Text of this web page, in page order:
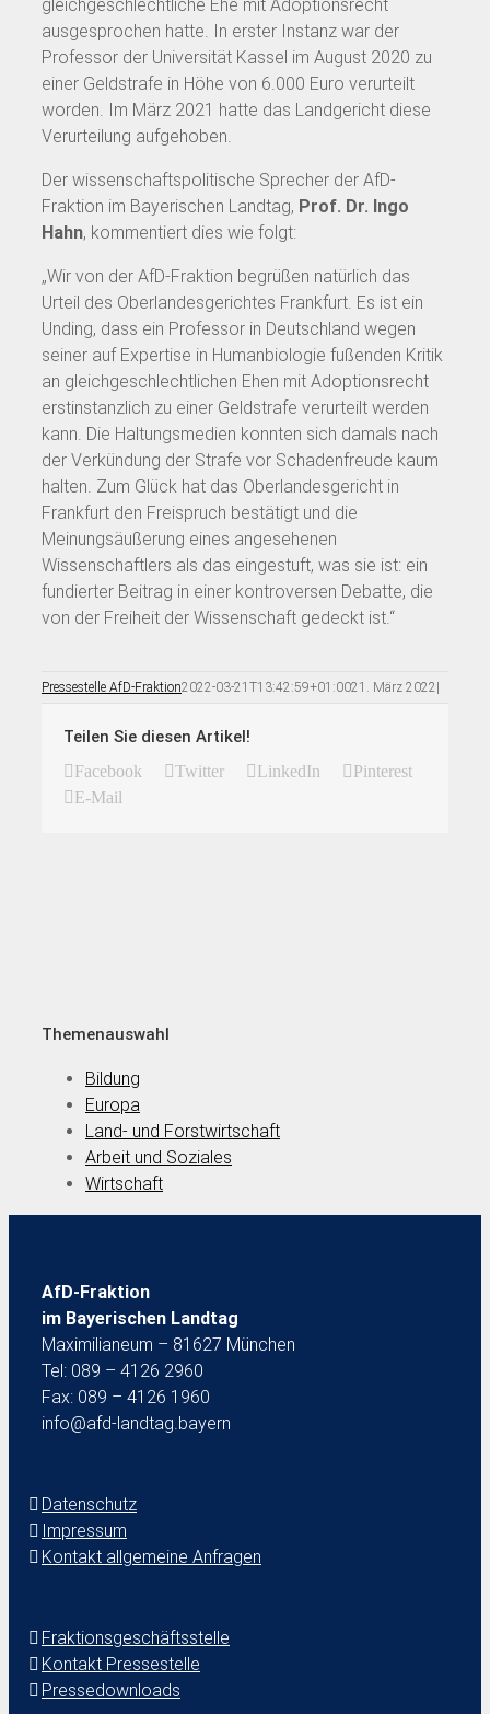
gleichgeschlechtliche Ehe mit Adoptionsrecht
ausgesprochen hatte. In erster Instanz war der
Professor der Universität Kassel im August 2020 zu
einer Geldstrafe in Höhe von 6.000 Euro verurteilt
worden. Im März 2021 hatte das Landgericht diese
Verurteilung aufgehoben.
Der wissenschaftspolitische Sprecher der AfD-
Fraktion im Bayerischen Landtag, Prof. Dr. Ingo
Hahn, kommentiert dies wie folgt:
„Wir von der AfD-Fraktion begrüßen natürlich das
Urteil des Oberlandesgerichtes Frankfurt. Es ist ein
Unding, dass ein Professor in Deutschland wegen
seiner auf Expertise in Humanbiologie fußenden Kritik
an gleichgeschlechtlichen Ehen mit Adoptionsrecht
erstinstanzlich zu einer Geldstrafe verurteilt werden
kann. Die Haltungsmedien konnten sich damals nach
der Verkündung der Strafe vor Schadenfreude kaum
halten. Zum Glück hat das Oberlandesgericht in
Frankfurt den Freispruch bestätigt und die
Meinungsäußerung eines angesehenen
Wissenschaftlers als das eingestuft, was sie ist: ein
fundierter Beitrag in einer kontroversen Debatte, die
von der Freiheit der Wissenschaft gedeckt ist.“
Pressestelle AfD-Fraktion2022-03-21T13:42:59+01:0021. März 2022 |
Teilen Sie diesen Artikel!
Facebook Twitter LinkedIn
Pinterest
E-Mail
Themenauswahl
Bildung
Europa
Land- und Forstwirtschaft
Arbeit und Soziales
Wirtschaft
AfD-Fraktion
im Bayerischen Landtag
Maximilianeum – 81627 München
Tel: 089 – 4126 2960
Fax: 089 – 4126 1960
info@afd-landtag.bayern
Datenschutz
Impressum
Kontakt allgemeine Anfragen
Fraktionsgeschäftsstelle
Kontakt Pressestelle
Pressedownloads